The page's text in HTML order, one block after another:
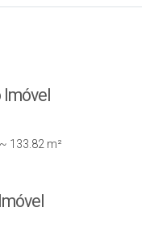
~ 133.82 m²